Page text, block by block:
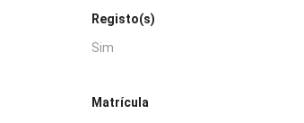
Registo(s)
Sim
Matrícula